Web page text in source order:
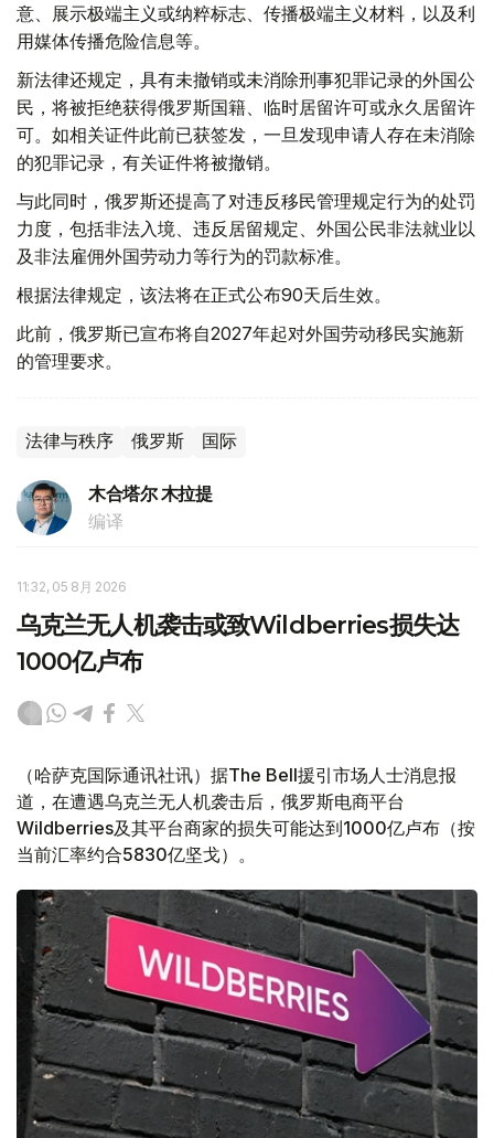
意、展示极端主义或纳粹标志、传播极端主义材料，以及利
用媒体传播危险信息等。
新法律还规定，具有未撤销或未消除刑事犯罪记录的外国公
民，将被拒绝获得俄罗斯国籍、临时居留许可或永久居留许
可。如相关证件此前已获签发，一旦发现申请人存在未消除
的犯罪记录，有关证件将被撤销。
与此同时，俄罗斯还提高了对违反移民管理规定行为的处罚
力度，包括非法入境、违反居留规定、外国公民非法就业以
及非法雇佣外国劳动力等行为的罚款标准。
根据法律规定，该法将在正式公布90天后生效。
此前，俄罗斯已宣布将自2027年起对外国劳动移民实施新
的管理要求。
法律与秩序 俄罗斯 国际
木合塔尔 木拉提
编译
11:32, 05 8月 2026
乌克兰无人机袭击或致Wildberries损失达
1000亿卢布
（哈萨克国际通讯社讯）据The Bell援引市场人士消息报
道，在遭遇乌克兰无人机袭击后，俄罗斯电商平台
Wildberries及其平台商家的损失可能达到1000亿卢布（按
当前汇率约合5830亿坚戈）。